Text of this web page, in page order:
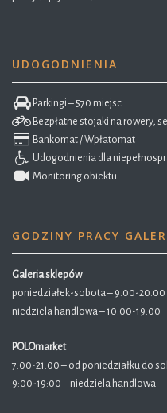
UDOGODNIENIA
Parkingi – 570 miejsc
Bezpłatne stojaki na rowery,
Bankomat / Wpłatomat
Udogodnienia dla
Monitoring obiektu
GODZINY PRACY
Galeria sklepów
poniedziałek-sobota – 9.00-20.00
niedziela handlowa – 10.00-19.00
POLOmarket
7:00-21:00 – od poniedziałku do
9:00-19:00 – niedziela handlowa